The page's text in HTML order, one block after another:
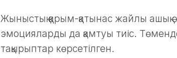
Жыныстық қарым-қатынас жайлы ашық
эмоцияларды да қамтуы тиіс.
тақырыптар көрсетілген.